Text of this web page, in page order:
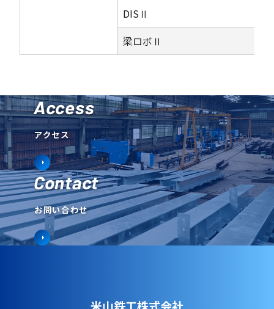
DISⅡ
梁ロボⅡ
Access
アクセス
Contact
お問い合わせ
米山鉄工株式会社